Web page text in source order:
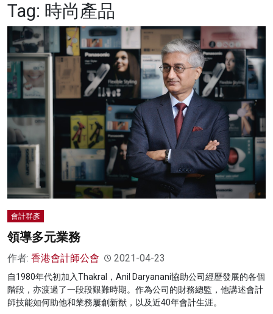
健康
商業
科技
名家榜
灼見活動
關於我們
Tag: 時尚產品
會計群彥
領導多元業務
作者: 香港會計師公會 2021-04-23
自1980年代初加入Thakral，Anil Daryanani協助公司經歷發展的各個
階段，亦渡過了一段段艱難時期。作為公司的財務總監，他講述會計
師技能如何助他和業務屢創新猷，以及近40年會計生涯。